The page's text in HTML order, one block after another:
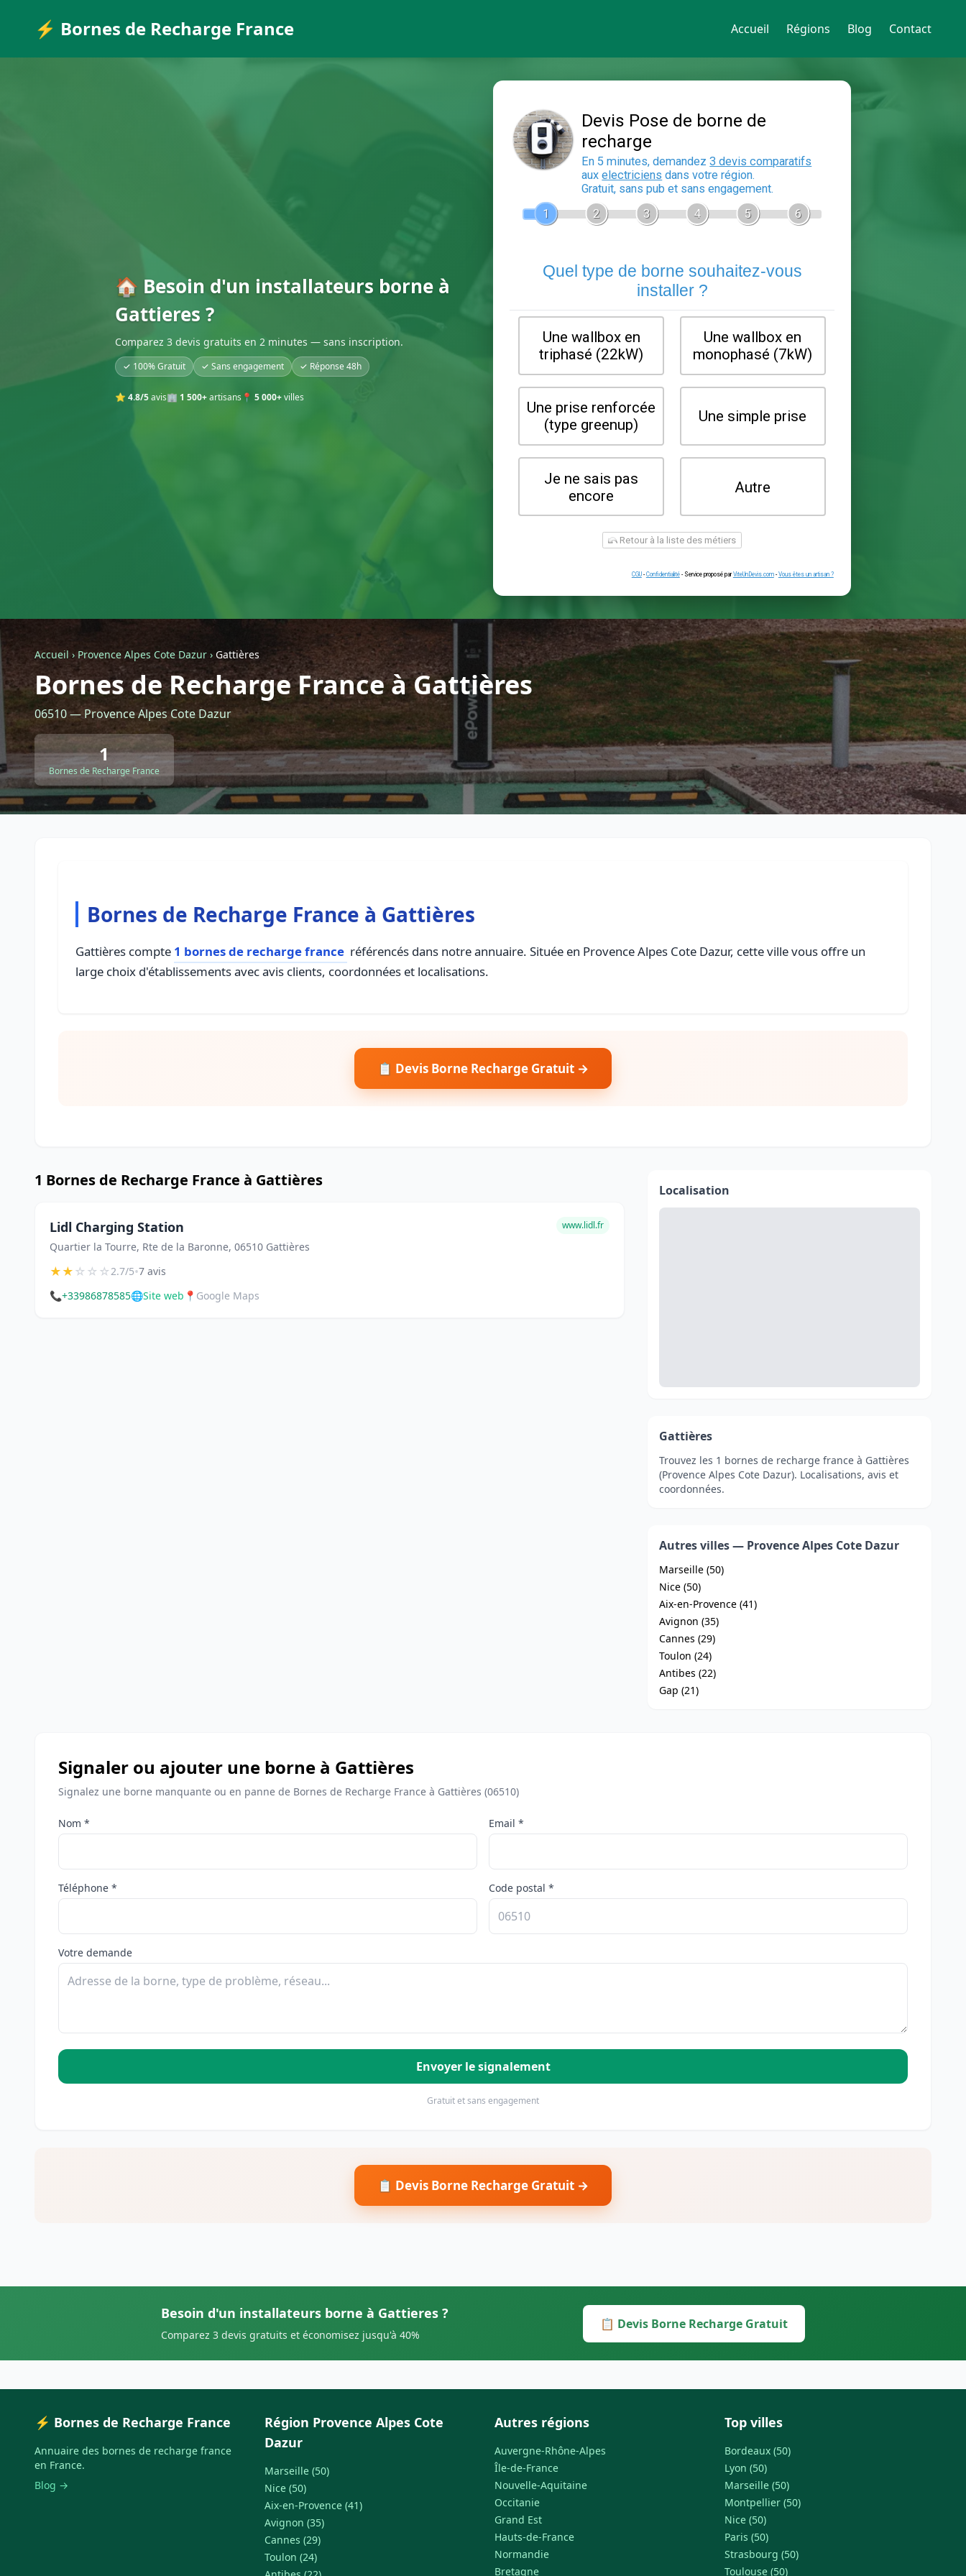
⚡ Bornes de Recharge France Accueil Régions Blog Contact
🏠 Besoin d'un installateurs borne à
Gattieres ?
Comparez 3 devis gratuits en 2 minutes — sans inscription.
✓ 100% Gratuit ✓ Sans engagement ✓ Réponse 48h
⭐ 4.8/5avis🏢 1 500+artisans 📍 5 000+villes
recharge
En 5 minutes, demandez
auxelectriciensdans votre région.
Gratuit, sans pub et sans engagement.
Quel type de borne souhaitez-
installer ?
Une wallbox en
Une prise renforcée
(type greenup)
Je ne sais pas
Retour à la liste des métiers
Confidentialité - Service proposé par ViteUnDevis.com-
Accueil › Provence Alpes Cote Dazur › Gattières
Bornes de Recharge France à Gattières
06510 — Provence Alpes Cote Dazur
1
Bornes de Recharge France
Bornes de Recharge France à Gattières
Gattières compte 1 bornes de recharge france référencés dans notre annuaire. Située en Provence Alpes Cote Dazur, cette ville vous offre un
large choix d'établissements avec avis clients, coordonnées et localisations.
📋 Devis Borne Recharge Gratuit →
1 Bornes de Recharge France à Gattières
Lidl Charging Station
Quartier la Tourre, Rte de la Baronne, 06510 Gattières
www.lidl.fr
★★☆☆☆2.7/5•7 avis
📞+33986878585🌐Site web 📍 Google Maps
Localisation
Gattières
Trouvez les 1 bornes de recharge france à Gattières
(Provence Alpes Cote Dazur). Localisations, avis et
coordonnées.
Autres villes — Provence Alpes Cote Dazur
Marseille (50)
Nice (50)
Aix-en-Provence (41)
Avignon (35)
Cannes (29)
Toulon (24)
Antibes (22)
Gap (21)
Signaler ou ajouter une borne à Gattières
Signalez une borne manquante ou en panne de Bornes de Recharge France à Gattières (06510)
Nom * Email *
Téléphone * Code postal *
Votre demande
Envoyer le signalement
Gratuit et sans engagement
📋 Devis Borne Recharge Gratuit →
Besoin d'un installateurs borne à Gattieres ?
Comparez 3 devis gratuits et économisez jusqu'à 40%
📋 Devis Borne Recharge Gratuit
⚡ Bornes de Recharge France
Annuaire des bornes de recharge france
en France.
Blog →
Région Provence Alpes Cote
Dazur
Marseille (50)
Nice (50)
Aix-en-Provence (41)
Avignon (35)
Cannes (29)
Toulon (24)
Autres régions
Auvergne-Rhône-Alpes
Île-de-France
Nouvelle-Aquitaine
Occitanie
Grand Est
Hauts-de-France
Normandie
Bretagne
Top villes
Bordeaux (50)
Lyon (50)
Marseille (50)
Montpellier (50)
Nice (50)
Paris (50)
Strasbourg (50)
Toulouse (50)